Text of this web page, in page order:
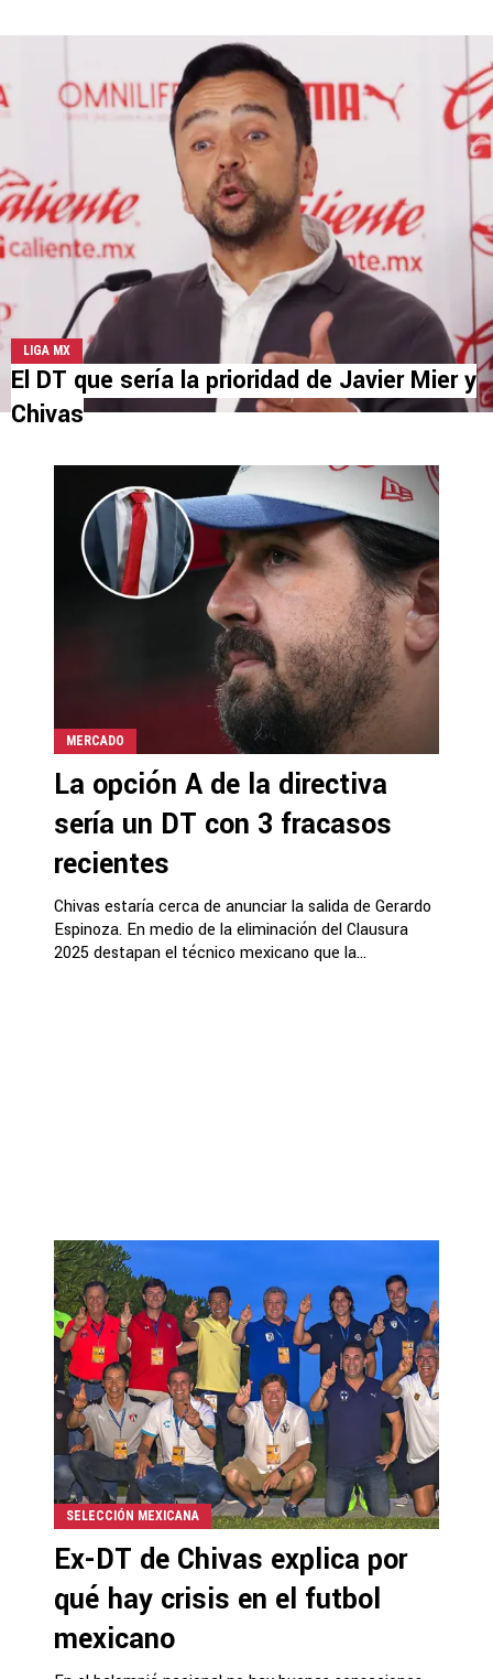
LIGA MX
El DT que sería la prioridad de Javier Mier y
Chivas
MERCADO
La opción A de la directiva
sería un DT con 3 fracasos
recientes
Chivas estaría cerca de anunciar la salida de Gerardo
Espinoza. En medio de la eliminación del Clausura
2025 destapan el técnico mexicano que la...
SELECCIÓN MEXICANA
Ex-DT de Chivas explica por
qué hay crisis en el futbol
mexicano